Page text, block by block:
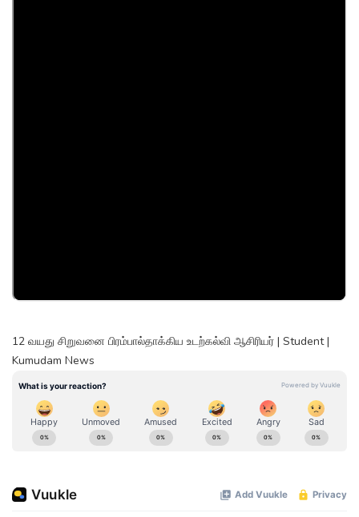
12 வயது சிறுவனை பிரம்பால்தாக்கிய உடற்கல்வி ஆசிரியர் | Student |
Kumudam News